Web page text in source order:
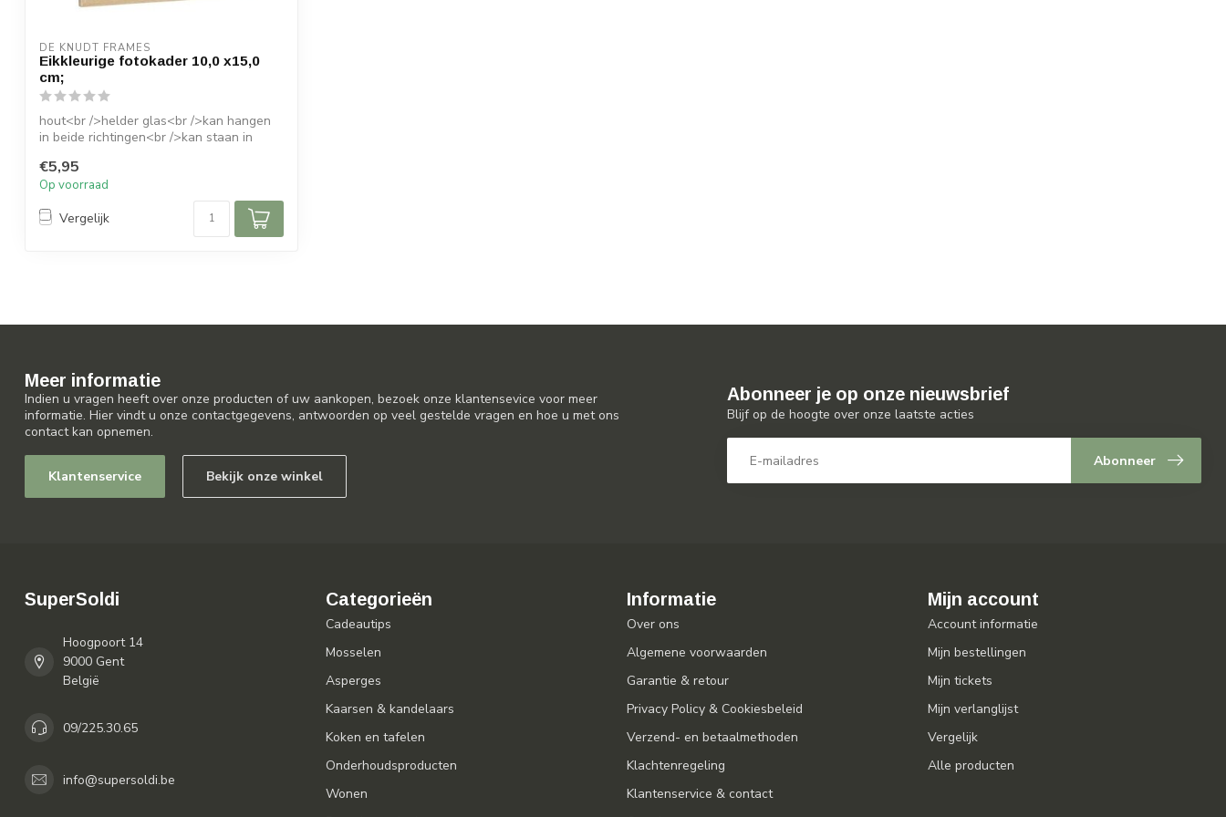
DE KNUDT FRAMES
Eikkleurige fotokader 10,0 x15,0
cm;
hout<br />helder glas<br />kan hangen
in beide richtingen<br />kan staan in
€5,95
Op voorraad
Vergelijk
Meer informatie
Indien u vragen heeft over onze producten of uw aankopen, bezoek onze klantensevice voor meer
informatie. Hier vindt u onze contactgegevens, antwoorden op veel gestelde vragen en hoe u met ons
contact kan opnemen.
Klantenservice Bekijk onze winkel
Abonneer je op onze nieuwsbrief
Blijf op de hoogte over onze laatste acties
Abonneer
SuperSoldi
Hoogpoort 14
9000 Gent
België
09/225.30.65
info@supersoldi.be
Categorieën
Cadeautips
Mosselen
Asperges
Kaarsen & kandelaars
Koken en tafelen
Onderhoudsproducten
Wonen
Informatie
Over ons
Algemene voorwaarden
Garantie & retour
Privacy Policy & Cookiesbeleid
Verzend- en betaalmethoden
Klachtenregeling
Klantenservice & contact
Mijn account
Account informatie
Mijn bestellingen
Mijn tickets
Mijn verlanglijst
Vergelijk
Alle producten